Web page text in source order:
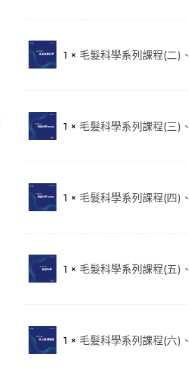
1 × 毛髮科學系列課程(二)
1 × 毛髮科學系列課程(三)
1 × 毛髮科學系列課程(四)
1 × 毛髮科學系列課程(五)
1 × 毛髮科學系列課程(六)